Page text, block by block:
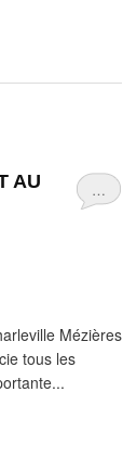
…
AU
Mézières
tous les